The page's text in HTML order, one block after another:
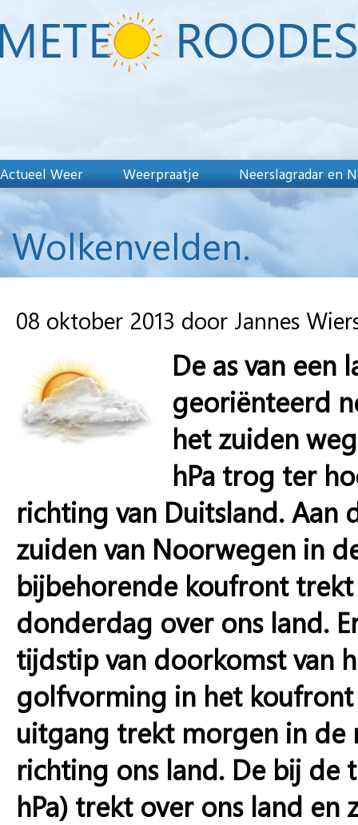
Actueel Weer Weerpraatje Neerslagradar en
Wolkenvelden.
08 oktober 2013 door Jannes
De as van
georiënteerd
het zuiden
hPa trog ter
richting van Duitsland.
zuiden van Noorwegen in
bijbehorende koufront
donderdag over ons land.
tijdstip van doorkomst van
golfvorming in het
uitgang trekt morgen in de
richting ons land. De bij de
hPa) trekt over ons land en